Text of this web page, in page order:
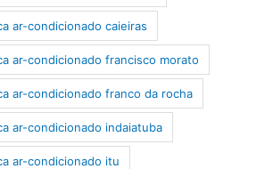
ar-condicionado caieiras
ar-condicionado francisco morato
ar-condicionado franco da rocha
ar-condicionado indaiatuba
ar-condicionado itu